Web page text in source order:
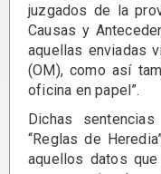
juzgados de la
Causas y
aquellas enviadas
(OM), como así
oficina en papel”.
Dichas
“Reglas de
aquellos datos